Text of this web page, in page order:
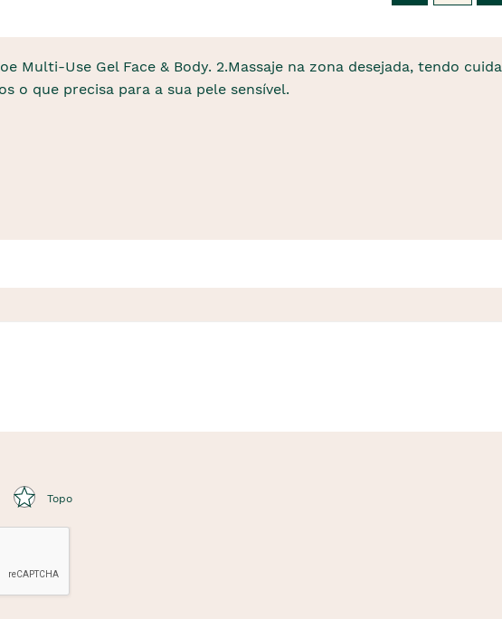
Multi-Use Gel Face & Body. 2.Massaje na zona desejada, tendo
o que precisa para a sua pele sensível.
Topo